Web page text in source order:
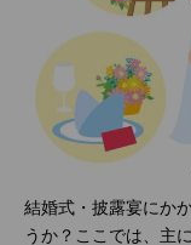
結婚式・披露宴にか
うか？ここでは、主